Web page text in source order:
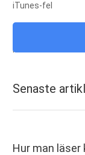
iTunes-fel
iTunes
android ROM
Senaste
Hur man